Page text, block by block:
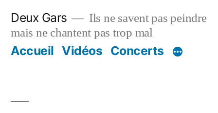
contenu
Deux Gars
Ils ne savent pas peindre
mais ne chantent pas trop mal
Accueil Vidéos Concerts